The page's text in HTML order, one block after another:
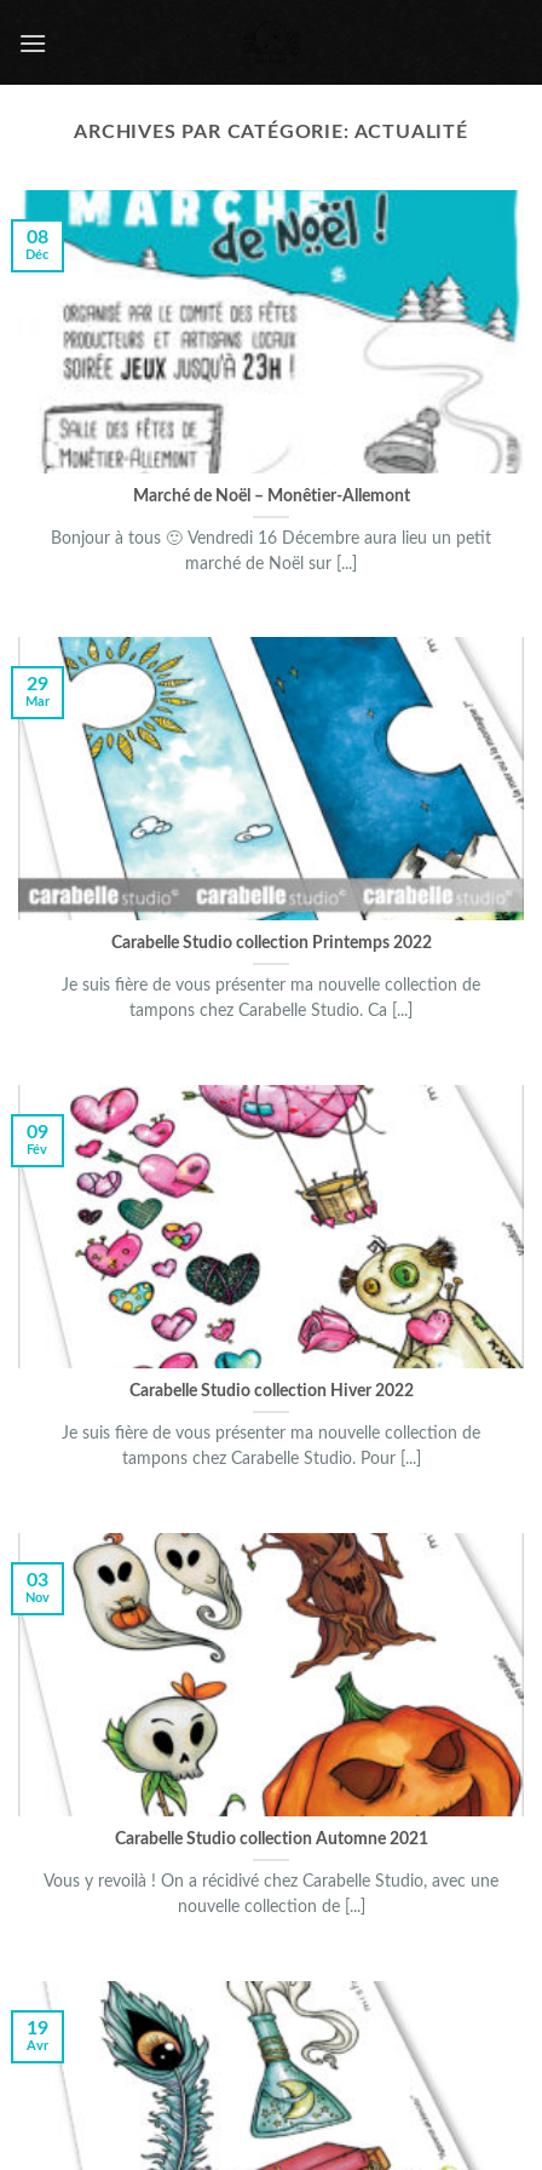
ARCHIVES PAR CATÉGORIE: ACTUALITÉ
Marché de Noël – Monêtier-Allemont
Bonjour à tous 🙂 Vendredi 16 Décembre aura lieu un petit
marché de Noël sur [...]
08
Déc
Carabelle Studio collection Printemps 2022
Je suis fière de vous présenter ma nouvelle collection de
tampons chez Carabelle Studio. Ca [...]
29
Mar
Carabelle Studio collection Hiver 2022
Je suis fière de vous présenter ma nouvelle collection de
tampons chez Carabelle Studio. Pour [...]
09
Fév
Carabelle Studio collection Automne 2021
Vous y revoilà ! On a récidivé chez Carabelle Studio, avec une
nouvelle collection de [...]
03
Nov
19
Avr